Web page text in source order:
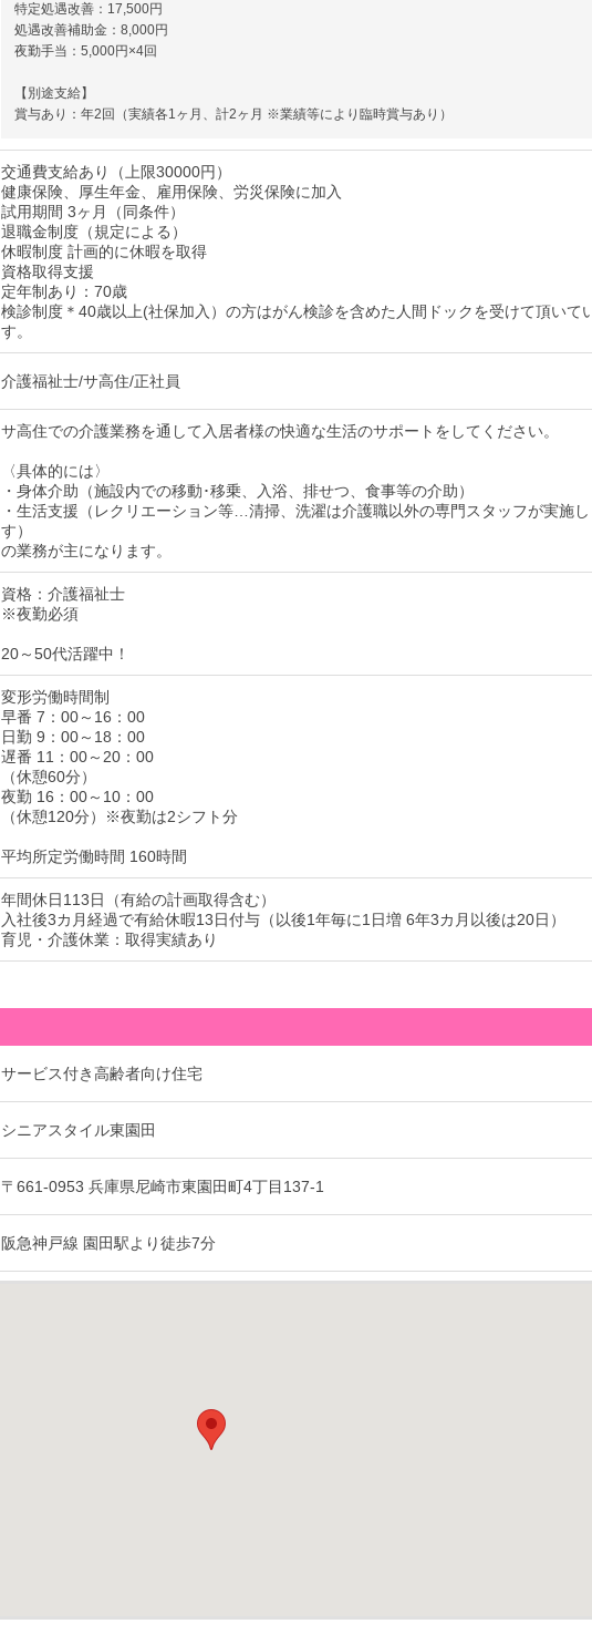
特定処遇改善：17,500円
処遇改善補助金：8,000円
夜勤手当：5,000円×4回
【別途支給】
賞与あり：年2回（実績各1ヶ月、計2ヶ月 ※業績等により臨時賞与あり）
交通費支給あり（上限30000円）
健康保険、厚生年金、雇用保険、労災保険に加入
試用期間 3ヶ月（同条件）
退職金制度（規定による）
休暇制度 計画的に休暇を取得
資格取得支援
定年制あり：70歳
検診制度＊40歳以上(社保加入）の方はがん検診を含めた人間ドックを受けて頂いて
す。
介護福祉士/サ高住/正社員
サ高住での介護業務を通して入居者様の快適な生活のサポートをしてください。
〈具体的には〉
・身体介助（施設内での移動･移乗、入浴、排せつ、食事等の介助）
・生活支援（レクリエーション等…清掃、洗濯は介護職以外の専門スタッフが実施
す）
の業務が主になります。
資格：介護福祉士
※夜勤必須
20～50代活躍中！
変形労働時間制
早番 7：00～16：00
日勤 9：00～18：00
遅番 11：00～20：00
（休憩60分）
夜勤 16：00～10：00
（休憩120分）※夜勤は2シフト分
平均所定労働時間 160時間
年間休日113日（有給の計画取得含む）
入社後3カ月経過で有給休暇13日付与（以後1年毎に1日増 6年3カ月以後は20日）
育児・介護休業：取得実績あり
サービス付き高齢者向け住宅
シニアスタイル東園田
〒661-0953 兵庫県尼崎市東園田町4丁目137-1
阪急神戸線 園田駅より徒歩7分